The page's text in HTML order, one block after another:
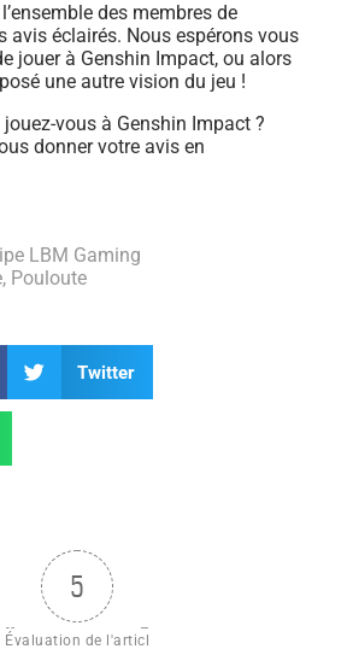
des membres de
avis éclairés. Nous espérons vous
jouer à Genshin Impact, ou alors
une autre vision du jeu !
vous à Genshin Impact ?
donner votre avis en
LBM Gaming
Pouloute
Twitter
5
Évaluation de l'articl